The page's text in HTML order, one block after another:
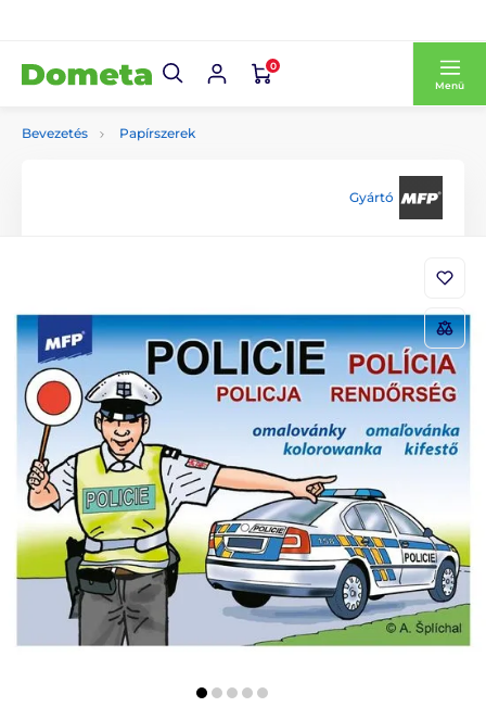
0
Menü
Bevezetés Papírszerek
Gyártó